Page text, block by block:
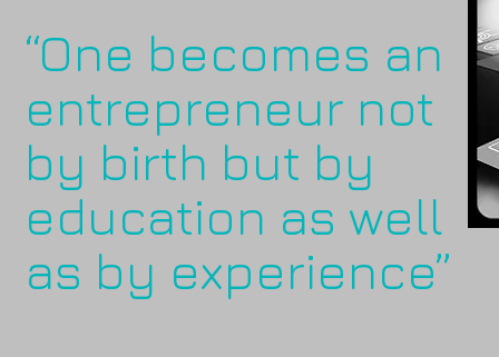
“One becomes an
entrepreneur not
by birth but by
education as well
as by experience”